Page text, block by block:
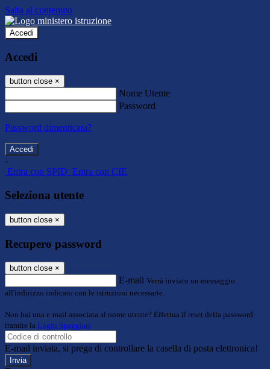
Salta al contenuto
Accedi
Accedi
button close ×
Nome Utente
Password
Password dimenticata?
-
Entra con SPID Entra con CIE
Seleziona utente
button close ×
Recupero password
button close ×
E-mail Verrà inviato un messaggio
all'indirizzo indicato con le istruzioni necessarie.
Non hai una e-mail associata al nome utente? Effettua il reset della password
tramite la Login Spaggiari
E-mail inviata, si prega di controllare la casella di posta elettronica!